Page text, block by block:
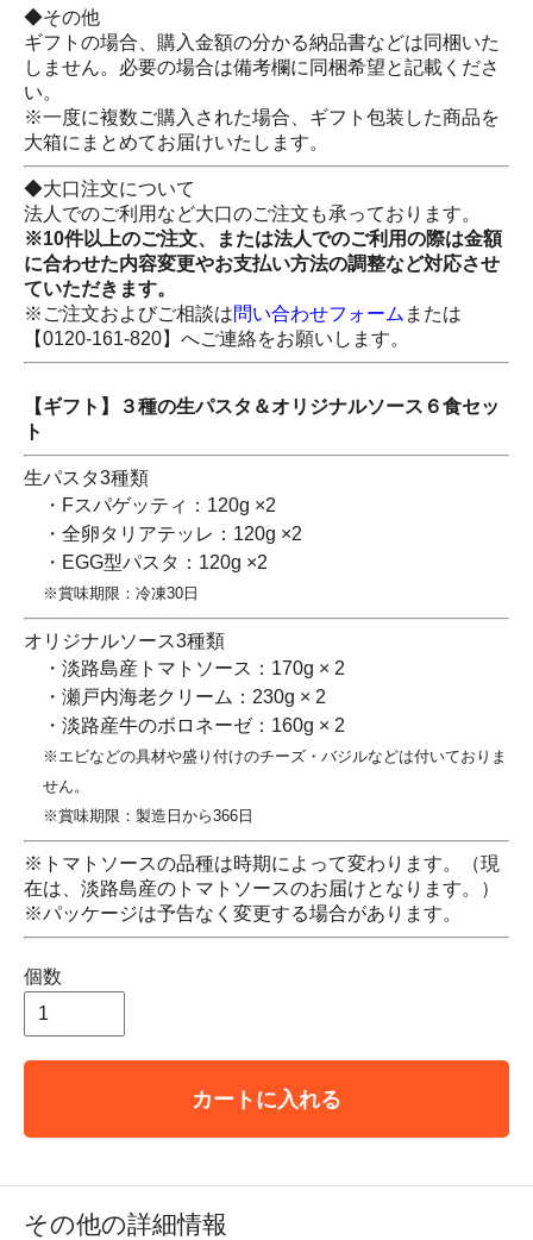
◆その他
ギフトの場合、購入金額の分かる納品書などは同梱いた
しません。必要の場合は備考欄に同梱希望と記載くださ
い。
※一度に複数ご購入された場合、ギフト包装した商品を
大箱にまとめてお届けいたします。
◆大口注文について
法人でのご利用など大口のご注文も承っております。
※10件以上のご注文、または法人でのご利用の際は金額
に合わせた内容変更やお支払い方法の調整など対応させ
ていただきます。
※ご注文およびご相談は問い合わせフォーム または
【0120-161-820】へご連絡をお願いします。
【ギフト】３種の生パスタ＆オリジナルソース６食セッ
ト
生パスタ3種類
・Fスパゲッティ：120g ×2
・全卵タリアテッレ：120g ×2
・EGG型パスタ：120g ×2
※賞味期限：冷凍30日
オリジナルソース3種類
・淡路島産トマトソース：170g × 2
・瀬戸内海老クリーム：230g × 2
・淡路産牛のボロネーゼ：160g × 2
※エビなどの具材や盛り付けのチーズ・バジルなどは付いておりま
せん。
※賞味期限：製造日から366日
※トマトソースの品種は時期によって変わります。（現
在は、淡路島産のトマトソースのお届けとなります。）
※パッケージは予告なく変更する場合があります。
個数
カートに入れる
その他の詳細情報